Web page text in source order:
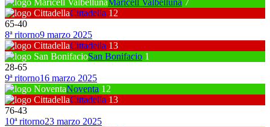
Cittadella 12
65-40
8ª ritorno9 marzo 2025
Cittadella 13
San Bonifacio 1
28-65
9ª ritorno16 marzo 2025
Noventa 12
Cittadella 13
76-43
10ª ritorno23 marzo 2025